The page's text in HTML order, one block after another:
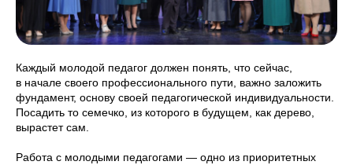
Каждый молодой педагог должен понять, что сейчас,
в начале своего профессионального пути, важно заложить
фундамент, основу своей педагогической индивидуальности.
Посадить то семечко, из которого в будущем, как дерево,
вырастет сам.
Работа с молодыми педагогами — одно из приоритетных